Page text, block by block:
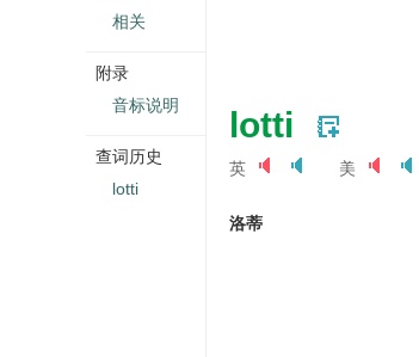
lotti
英 美
洛蒂
相关
附录
音标说明
查词历史
lotti